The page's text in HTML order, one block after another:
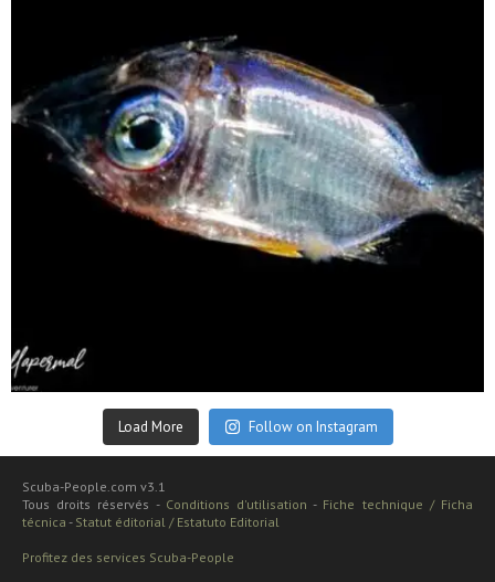
Sep 24
Load More Follow on Instagram
Scuba-People.com v3.1
Tous droits réservés - Conditions d'utilisation - Fiche technique / Ficha
técnica - Statut éditorial / Estatuto Editorial
Profitez des services Scuba-People